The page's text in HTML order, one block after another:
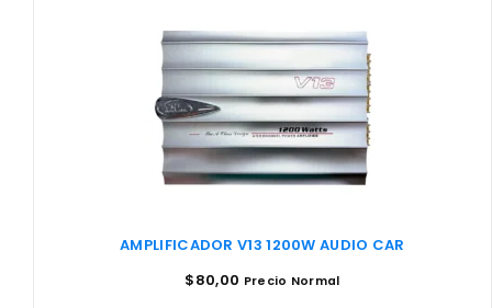
AMPLIFICADOR V13 1200W AUDIO CAR
$80,00 Precio Normal